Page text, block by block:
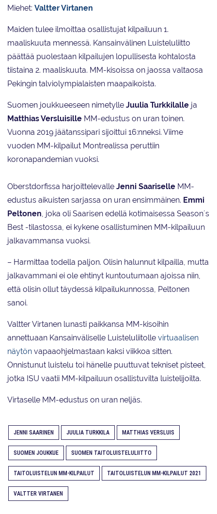
Miehet: Valtter Virtanen
Maiden tulee ilmoittaa osallistujat kilpailuun 1.
maaliskuuta mennessä. Kansainvälinen Luisteluliitto
päättää puolestaan kilpailujen lopullisesta kohtalosta
tiistaina 2. maaliskuuta. MM-kisoissa on jaossa valtaosa
Pekingin talviolympialaisten maapaikoista.
Suomen joukkueeseen nimetylle Juulia Turkkilalle ja
Matthias Versluisille MM-edustus on uran toinen.
Vuonna 2019 jäätanssipari sijoittui 16:nneksi. Viime
vuoden MM-kilpailut Montrealissa peruttiin
koronapandemian vuoksi.
Oberstdorfissa harjoittelevalle Jenni Saariselle MM-
edustus aikuisten sarjassa on uran ensimmäinen. Emmi
Peltonen, joka oli Saarisen edellä kotimaisessa Season´s
Best -tilastossa, ei kykene osallistuminen MM-kilpailuun
jalkavammansa vuoksi.
– Harmittaa todella paljon. Olisin halunnut kilpailla, mutta
jalkavammani ei ole ehtinyt kuntoutumaan ajoissa niin,
että olisin ollut täydessä kilpailukunnossa, Peltonen
sanoi.
Valtter Virtanen lunasti paikkansa MM-kisoihin
annettuaan Kansainväliselle Luisteluliitolle virtuaalisen
näytön vapaaohjelmastaan kaksi viikkoa sitten.
Onnistunut luistelu toi hänelle puuttuvat tekniset pisteet,
jotka ISU vaatii MM-kilpailuun osallistuvilta luistelijoilta.
Virtaselle MM-edustus on uran neljäs.
JENNI SAARINEN JUULIA TURKKILA MATTHIAS VERSLUIS
SUOMEN JOUKKUE SUOMEN TAITOLUISTELULIITTO
TAITOLUISTELUN MM-KILPAILUT TAITOLUISTELUN MM-KILPAILUT 2021
VALTTER VIRTANEN